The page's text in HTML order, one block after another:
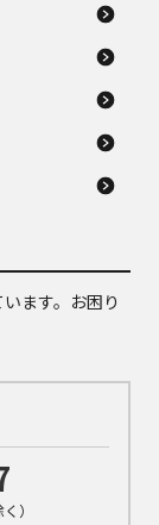
ます。お困り
）